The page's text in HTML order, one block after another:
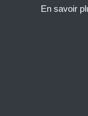
En savoir